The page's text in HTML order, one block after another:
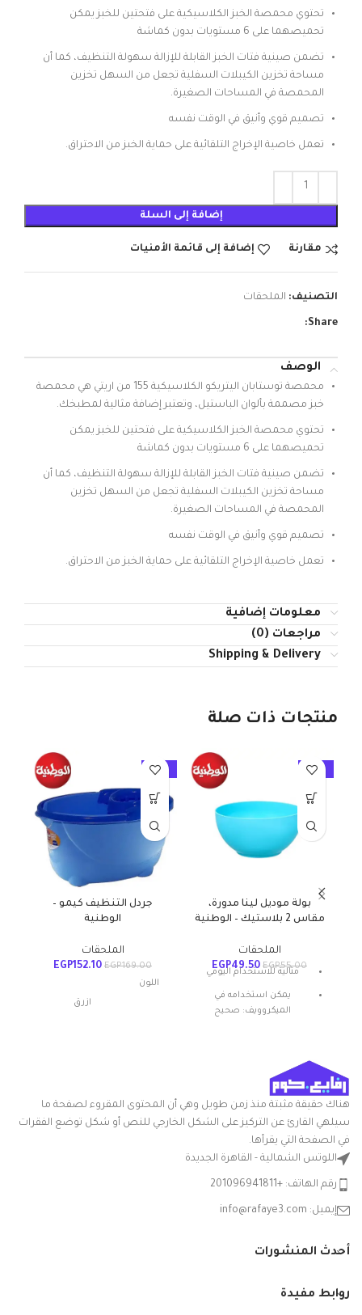
تحتوي محمصة الخبز الكلاسيكية على فتحتين للخبز يمكن
تحميصهما على 6 مستويات بدون كماشة
تضمن صينية فتات الخبز القابلة للإزالة سهولة التنظيف، كما أن
مساحة تخزين الكيبلات السفلية تجعل من السهل تخزين
المحمصة في المساحات الصغيرة.
تصميم قوي وأنيق في الوقت نفسه
تعمل خاصية الإخراج التلقائية على حماية الخبز من الاحتراق.
إضافة إلى السلة
مقارنة إضافة إلى قائمة الأمنيات
التصنيف: الملحقات
Share:
الوصف
محمصة توستابان اليتريكو الكلاسيكية 155 من اريتي هي محمصة
خبز مصممة بألوان الباستيل، وتعتبر إضافة مثالية لمطبخك.
تحتوي محمصة الخبز الكلاسيكية على فتحتين للخبز يمكن
تحميصهما على 6 مستويات بدون كماشة
تضمن صينية فتات الخبز القابلة للإزالة سهولة التنظيف، كما أن
مساحة تخزين الكيبلات السفلية تجعل من السهل تخزين
المحمصة في المساحات الصغيرة.
تصميم قوي وأنيق في الوقت نفسه
تعمل خاصية الإخراج التلقائية على حماية الخبز من الاحتراق.
معلومات إضافية
مراجعات (0)
Shipping & Delivery
منتجات ذات صلة
-10%
بولة موديل لينا مدورة،
مقاس 2 بلاستيك – الوطنية
الملحقات
EGP55.00
EGP49.50
مثالية للاستخدام اليومي
يمكن استخدامه في
الميكروويف: صحيح
تعليمات العناية: غسيل يدوي
ميزة خاصة: المتانة
-10%
جردل التنظيف كيمو –
الوطنية
الملحقات
EGP169.00
EGP152.10
اللون
ازرق
أبعاد المنتج
الطول ×
العرض ×
30الارتفاع
هناك حقيقة مثبتة منذ زمن طويل وهي أن المحتوى المقروء لصفحة ما
سيلهي القارئ عن التركيز على الشكل الخارجي للنص أو شكل توضع الفقرات
في الصفحة التي يقرأها.
اللوتس الشمالية - القاهرة الجديدة
رقم الهاتف: +201096941811
إيميل: info@rafaye3.com
أحدث المنشورات
روابط مفيدة